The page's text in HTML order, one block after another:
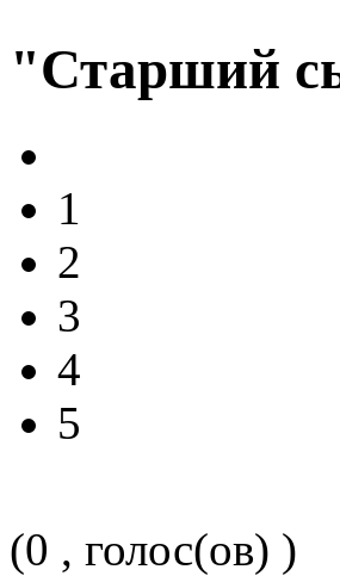
"Старший
1
2
3
4
5
(0 , голос(ов) )